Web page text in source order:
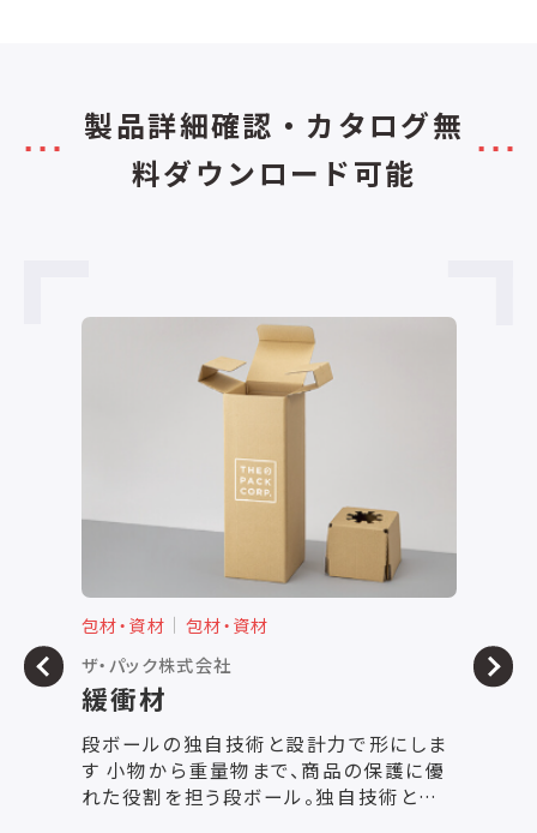
製品詳細確認・カタログ無
料ダウンロード可能
包材・資材
包材・資材
ザ・パック株式会社
緩衝材
段ボールの独自技術と設計力で形にしま
す 小物から重量物まで、商品の保護に優
れた役割を担う段ボール。独自技術と設